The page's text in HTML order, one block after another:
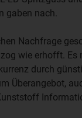
gaben nach.
Nachfrage
wie erhofft.
durch
Überangebot,